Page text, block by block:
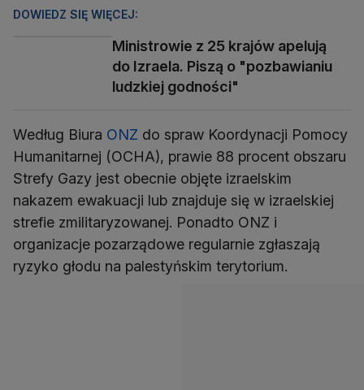
DOWIEDZ SIĘ WIĘCEJ:
Ministrowie z 25 krajów apelują
do Izraela. Piszą o "pozbawianiu
ludzkiej godności"
Według Biura ONZ do spraw Koordynacji Pomocy
Humanitarnej (OCHA), prawie 88 procent obszaru
Strefy Gazy jest obecnie objęte izraelskim
nakazem ewakuacji lub znajduje się w izraelskiej
strefie zmilitaryzowanej. Ponadto ONZ i
organizacje pozarządowe regularnie zgłaszają
ryzyko głodu na palestyńskim terytorium.